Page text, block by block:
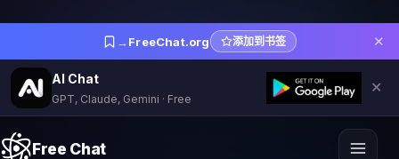
→ FreeChat.org 添加到书签 ✕
AI Chat
GPT, Claude, Gemini · Free
✕
Free Chat